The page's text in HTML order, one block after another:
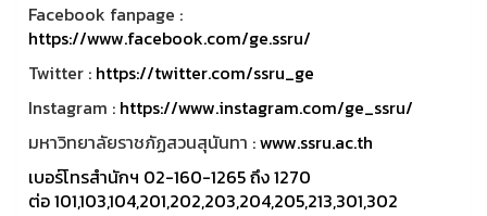
Facebook fanpage :
https://www.facebook.com/ge.ssru/
Twitter : https://twitter.com/ssru_ge
Instagram : https://www.instagram.com/ge_ssru/
มหาวิทยาลัยราชภัฏสวนสุนันทา :www.ssru.ac.th
เบอร์โทรสำนักฯ 02-160-1265 ถึง 1270
ต่อ 101,103,104,201,202,203,204,205,213,301,302